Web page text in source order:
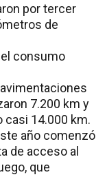
por tercer
de
consumo
7.200 km y
14.000 km.
año comenzó
de acceso al
que